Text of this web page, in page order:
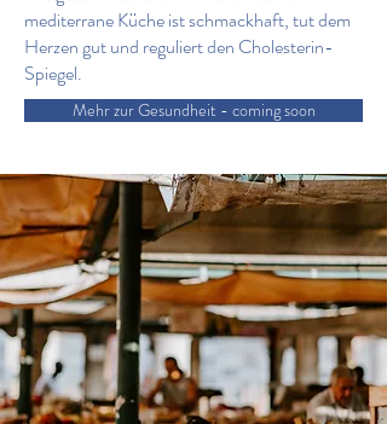
mediterrane Küche ist schmackhaft, tut dem
Herzen gut und reguliert den Cholesterin-
Spiegel.
Mehr zur Gesundheit - coming soon